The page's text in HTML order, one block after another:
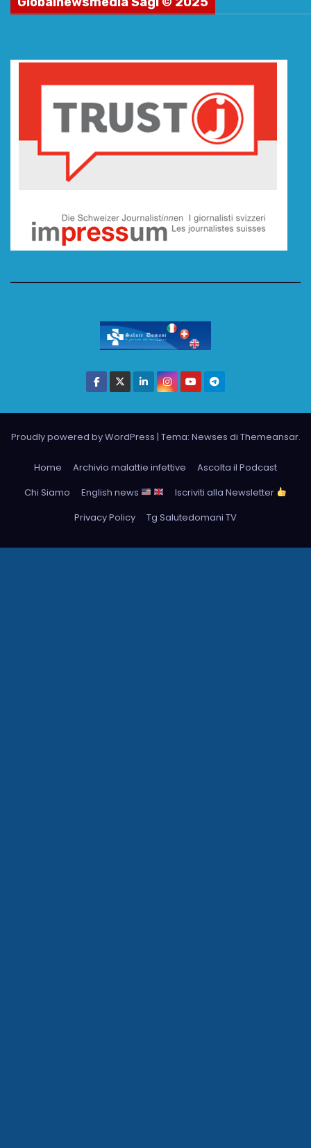
Proudly powered by WordPress | Tema: Newses di Themeansar.
Home Archivio malattie infettive
Ascolta il Podcast
Chi Siamo
English news
Iscriviti alla Newsletter
Privacy Policy
Tg Salutedomani TV